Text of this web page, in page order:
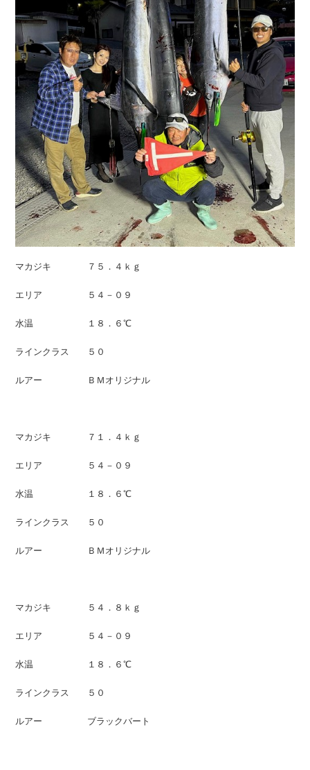
マカジキ ７５．４ｋｇ
エリア ５４－０９
水温 １８．６℃
ラインクラス ５０
ルアー ＢＭオリジナル
マカジキ ７１．４ｋｇ
エリア ５４－０９
水温 １８．６℃
ラインクラス ５０
ルアー ＢＭオリジナル
マカジキ ５４．８ｋｇ
エリア ５４－０９
水温 １８．６℃
ラインクラス ５０
ルアー ブラックバート